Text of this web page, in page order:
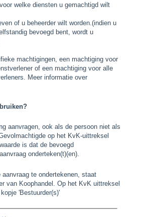
welke diensten u gemachtigd wilt
of u beheerder wilt worden.(indien u
bevoegd bent, wordt u
machtigingen, een machtiging voor
of een machtiging voor alle
Meer informatie over
aanvragen, ook als de persoon niet als
op het KvK-uittreksel
is dat de bevoegd
onderteken(t)(en).
te ondertekenen, staat
van Koophandel. Op het KvK uittreksel
'Bestuurder(s)'